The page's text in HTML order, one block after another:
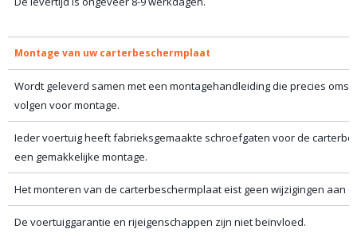
Montage van uw carterbeschermplaat
Wordt geleverd samen met een montagehandleiding die precies
volgen voor montage.
Ieder voertuig heeft fabrieksgemaakte schroefgaten voor de
een gemakkelijke montage.
Het monteren van de carterbeschermplaat eist geen wijzigingen aan
De voertuiggarantie en rijeigenschappen zijn niet beïnvloed.